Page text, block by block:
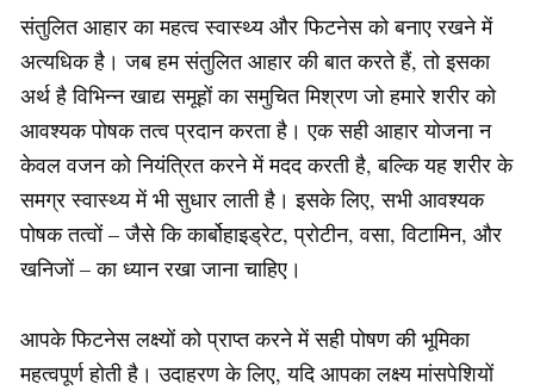
संतुलित आहार का महत्व स्वास्थ्य और फिटनेस को बनाए रखने में
अत्यधिक है। जब हम संतुलित आहार की बात करते हैं, तो इसका
अर्थ है विभिन्न खाद्य समूहों का समुचित मिश्रण जो हमारे शरीर को
आवश्यक पोषक तत्व प्रदान करता है। एक सही आहार योजना न
केवल वजन को नियंत्रित करने में मदद करती है, बल्कि यह शरीर के
समग्र स्वास्थ्य में भी सुधार लाती है। इसके लिए, सभी आवश्यक
पोषक तत्वों – जैसे कि कार्बोहाइड्रेट, प्रोटीन, वसा, विटामिन, और
खनिजों – का ध्यान रखा जाना चाहिए।
आपके फिटनेस लक्ष्यों को प्राप्त करने में सही पोषण की भूमिका
महत्वपूर्ण होती है। उदाहरण के लिए, यदि आपका लक्ष्य मांसपेशियों